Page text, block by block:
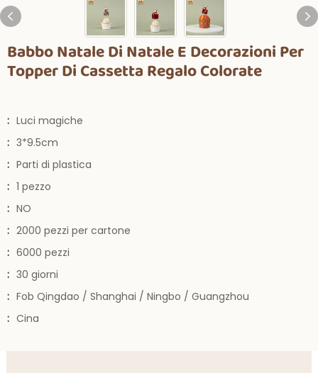
Babbo Natale Di Natale E Decorazioni Per
Topper Di Cassetta Regalo Colorate
: Luci magiche
: 3*9.5cm
: Parti di plastica
: 1 pezzo
: NO
: 2000 pezzi per cartone
: 6000 pezzi
: 30 giorni
: Fob Qingdao / Shanghai / Ningbo / Guangzhou
: Cina